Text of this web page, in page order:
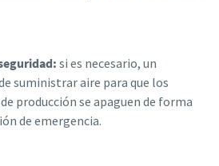
si es necesario, un
suministrar aire para que los
producción se apaguen de forma
de emergencia.